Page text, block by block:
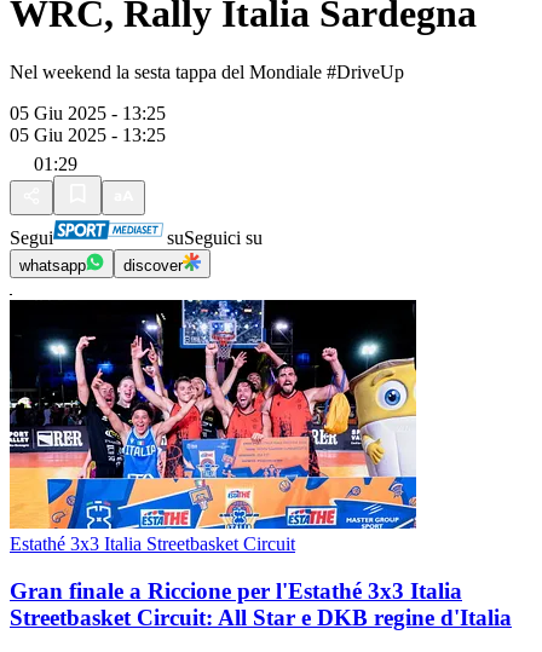
WRC, Rally Italia Sardegna
Nel weekend la sesta tappa del Mondiale #DriveUp
05 Giu 2025 - 13:25
05 Giu 2025 - 13:25
01:29
Segui suSeguici su
whatsapp discover
Estathé 3x3 Italia Streetbasket Circuit
Gran finale a Riccione per l'Estathé 3x3 Italia
Streetbasket Circuit: All Star e DKB regine d'Italia